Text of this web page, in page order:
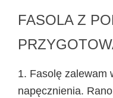
FASOLA Z
1. Fasolę zalewam
napęcznienia.